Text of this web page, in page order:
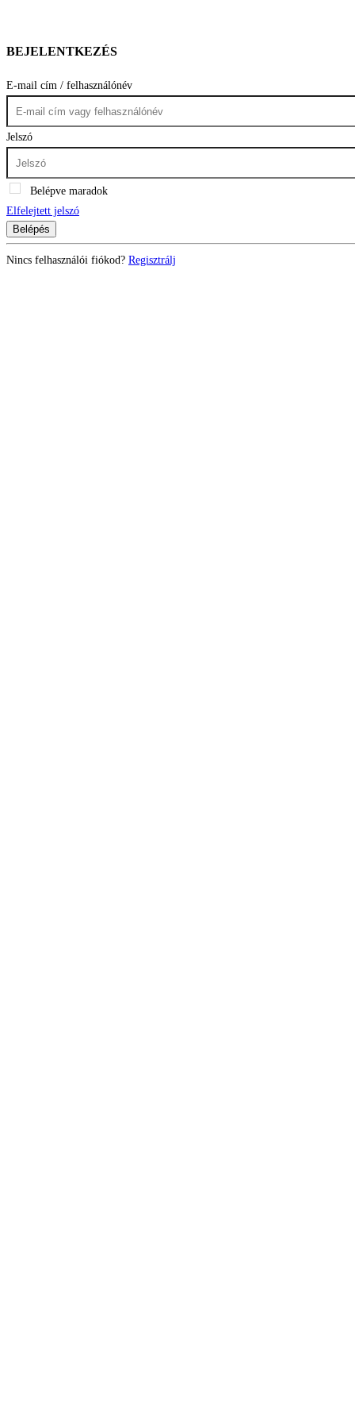
BEJELENTKEZÉS
E-mail cím / felhasználónév
Jelszó
Belépve maradok
Elfelejtett jelszó
Belépés
Nincs felhasználói fiókod? Regisztrálj